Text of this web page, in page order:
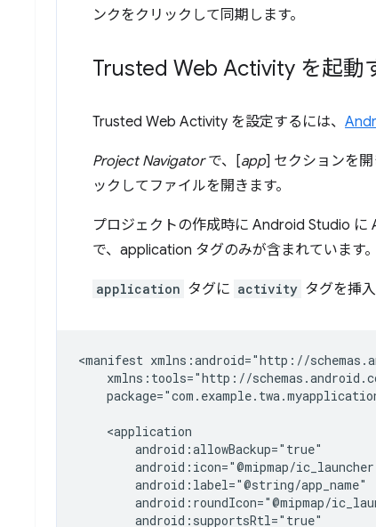
ンクをクリックして同期します。
Trusted Web Activity を起動
Trusted Web Activity を設定するには、
Project Navigatorで、[app] セクションを
ックしてファイルを開きます。
プロジェクトの作成時に Android Studio
で、application タグのみが含まれています。
application タグに activity タグを挿
<manifest